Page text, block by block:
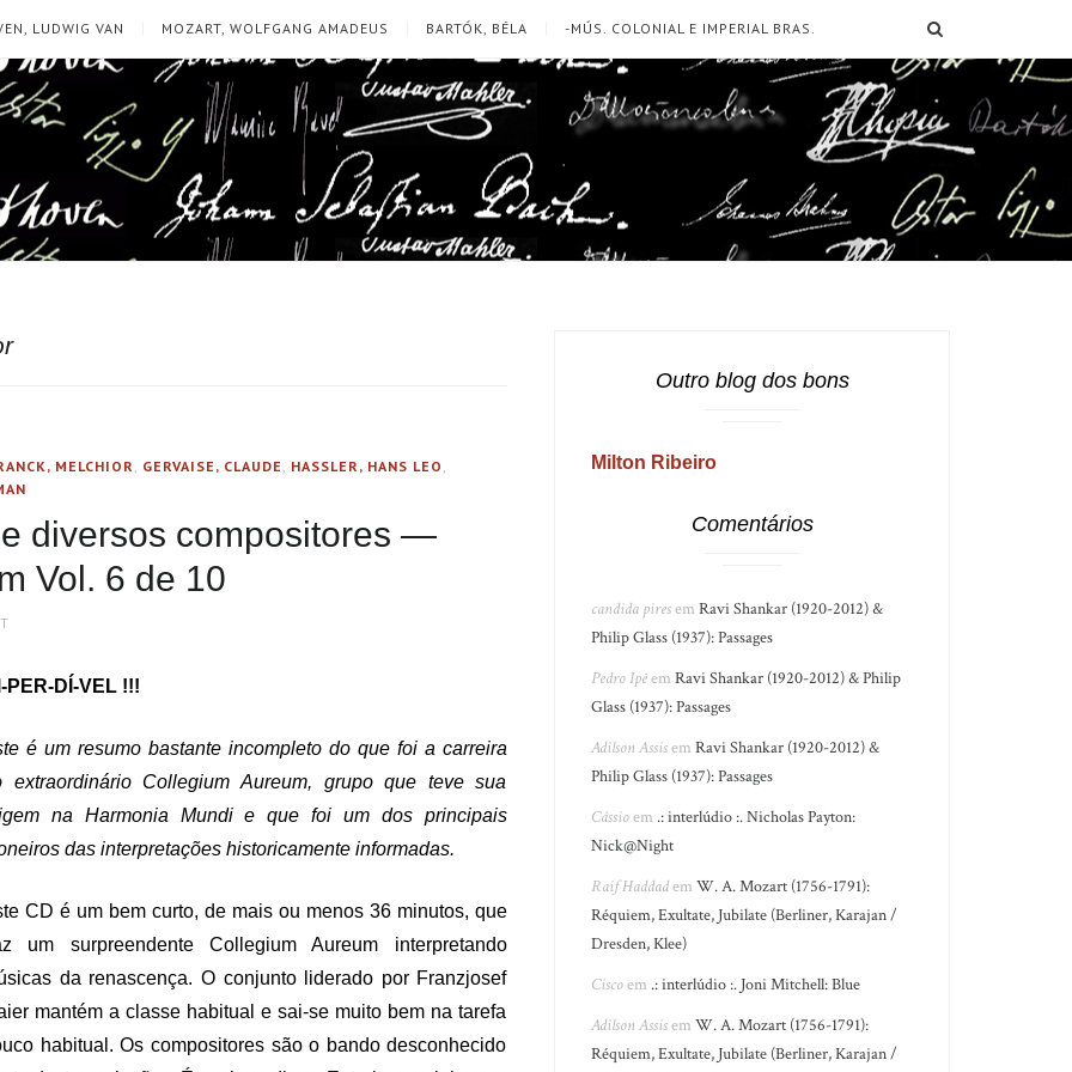
LUDWIG VAN MOZART, WOLFGANG AMADEUS BARTÓK, BÉLA -MÚS. COLONIAL E IMPERIAL BRAS.
MELCHIOR GERVAISE, CLAUDE HASSLER, HANS LEO
diversos compositores —
Vol. 6 de 10
PER-DÍ-VEL !!!
é um resumo bastante incompleto do que foi a carreira
extraordinário Collegium Aureum, grupo que teve sua
na Harmonia Mundi e que foi um dos principais
das interpretações historicamente informadas.
CD é um bem curto, de mais ou menos 36 minutos, que
um surpreendente Collegium Aureum interpretando
da renascença. O conjunto liderado por Franzjosef
mantém a classe habitual e sai-se muito bem na tarefa
habitual. Os compositores são o bando desconhecido
Outro blog dos bons
Milton Ribeiro
Comentários
candida piresemRavi Shankar (1920-2012) &
Philip Glass (1937): Passages
Pedro IpêemRavi Shankar (1920-2012) & Philip
Glass (1937): Passages
Adilson AssisemRavi Shankar (1920-2012) &
Philip Glass (1937): Passages
Cássioem .: interlúdio :. Nicholas Payton:
Nick@Night
Raif HaddademW. A. Mozart (1756-1791):
Réquiem, Exultate, Jubilate (Berliner, Karajan /
Dresden, Klee)
Ciscoem .: interlúdio :. Joni Mitchell: Blue
Adilson AssisemW. A. Mozart (1756-1791):
Réquiem, Exultate, Jubilate (Berliner, Karajan /